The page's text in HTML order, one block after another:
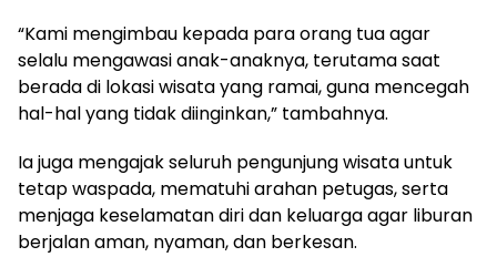
“Kami mengimbau kepada para orang tua agar
selalu mengawasi anak-anaknya, terutama saat
berada di lokasi wisata yang ramai, guna mencegah
hal-hal yang tidak diinginkan,” tambahnya.
Ia juga mengajak seluruh pengunjung wisata untuk
tetap waspada, mematuhi arahan petugas, serta
menjaga keselamatan diri dan keluarga agar liburan
berjalan aman, nyaman, dan berkesan.